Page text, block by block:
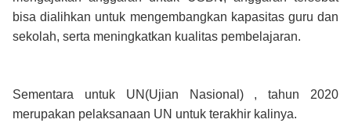
bisa dialihkan untuk mengembangkan kapasitas guru dan
sekolah, serta meningkatkan kualitas pembelajaran.
Sementara untuk UN(Ujian Nasional) , tahun 2020
merupakan pelaksanaan UN untuk terakhir kalinya.